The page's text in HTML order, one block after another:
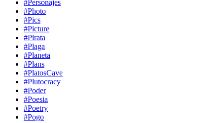
#Personajes
#Photo
#Pics
#Picture
#Pirata
#Plaga
#Planeta
#Plans
#PlatosCave
#Plutocracy
#Poder
#Poesia
#Poetry
#Pogo